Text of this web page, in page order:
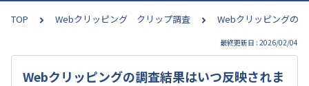
TOP Webクリッピング クリップ調査 Webクリッピングの
最終更新日 : 2026/02/04
Webクリッピングの調査結果はいつ反映されま